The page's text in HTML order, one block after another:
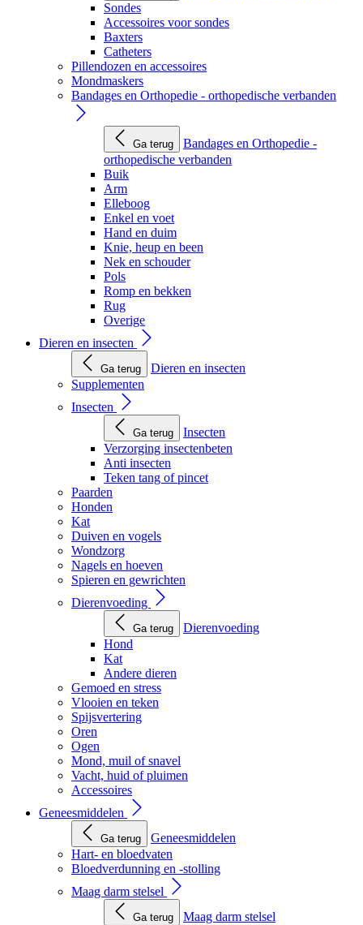
Sondes
Accessoires voor sondes
Baxters
Catheters
Pillendozen en accessoires
Mondmaskers
Bandages en Orthopedie - orthopedische verbanden
Ga terug
Bandages en Orthopedie -
orthopedische verbanden
Buik
Arm
Elleboog
Enkel en voet
Hand en duim
Knie, heup en been
Nek en schouder
Pols
Romp en bekken
Rug
Overige
Dieren en insecten
Ga terug
Dieren en insecten
Supplementen
Insecten
Ga terug
Insecten
Verzorging insectenbeten
Anti insecten
Teken tang of pincet
Paarden
Honden
Kat
Duiven en vogels
Wondzorg
Nagels en hoeven
Spieren en gewrichten
Dierenvoeding
Ga terug
Dierenvoeding
Hond
Kat
Andere dieren
Gemoed en stress
Vlooien en teken
Spijsvertering
Oren
Ogen
Mond, muil of snavel
Vacht, huid of pluimen
Accessoires
Geneesmiddelen
Ga terug
Geneesmiddelen
Hart- en bloedvaten
Bloedverdunning en -stolling
Maag darm stelsel
Ga terug
Maag darm stelsel